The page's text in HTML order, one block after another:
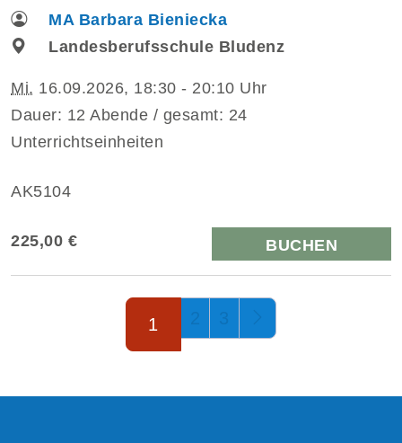
MA Barbara Bieniecka
Landesberufsschule Bludenz
Mi. 16.09.2026, 18:30 - 20:10 Uhr
Dauer: 12 Abende / gesamt: 24
Unterrichtseinheiten
AK5104
225,00 € BUCHEN
1 2 3